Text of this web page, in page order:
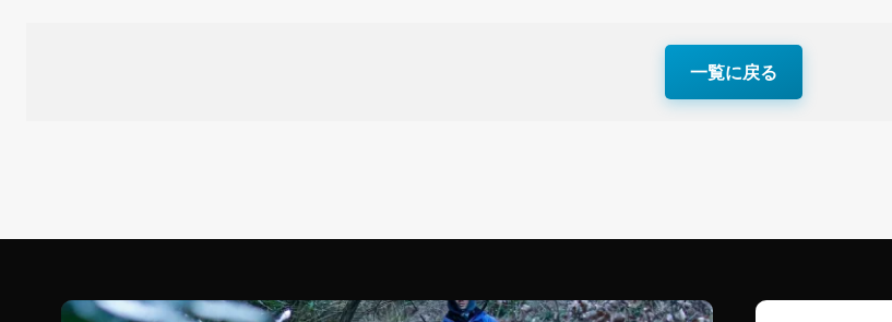
一覧に戻る